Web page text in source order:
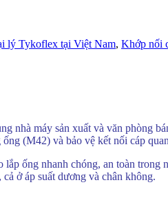
lý Tykoflex tại Việt Nam, Khớp nối
nhà máy sản xuất và văn phòng
(M42) và bảo vệ kết nối cáp
lắp ống nhanh chóng, an toàn
ở áp suất dương và chân không.